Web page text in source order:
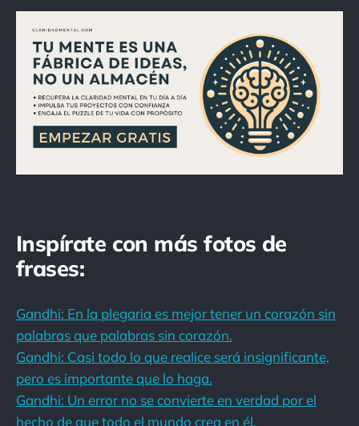
Inspírate con más fotos de
frases:
Gandhi: En la plegaria es mejor tener un corazón sin
palabras que palabras sin corazón.
Gandhi: Casi todo lo que realice será insignificante,
pero es importante que lo haga.
Gandhi: Un error no se convierte en verdad por el
hecho de que todo el mundo crea en él.